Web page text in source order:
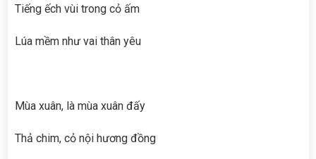
Tiếng ếch vùi trong cỏ ấm
Lúa mềm như vai thân yêu
Mùa xuân, là mùa xuân đấy
Thả chim, cỏ nội hương đồng